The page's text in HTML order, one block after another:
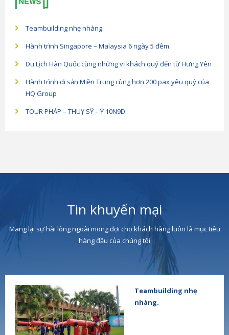
Teambuilding nhẹ nhàng.
Hành trình Singapore – Malaysia 6 ngày 5 đêm.
Du Lịch Hàn Quốc cùng những vị khách quý đến từ Hưng Yên
Hành trình di sản Miền Trung cùng hơn 200 pax yêu quý của
HQ Group
TOUR PHÁP – THUỴ SỸ – Ý 10N9D.
Tin khuyến mại
Mang lại sự hài lòng ngoài mong đợi cho khách hàng luôn là mục tiêu
hàng đầu của chúng tôi
Teambuilding nhẹ
nhàng.